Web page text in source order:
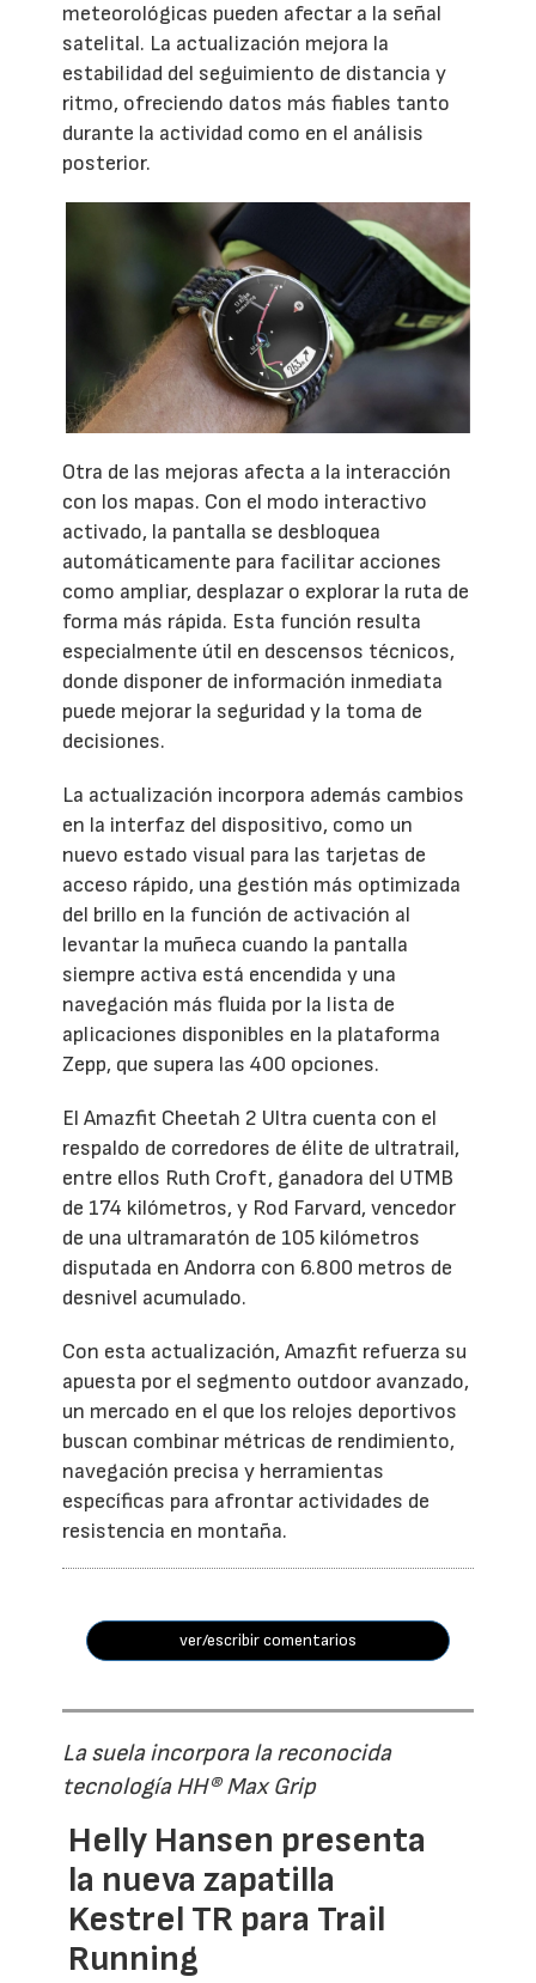
meteorológicas pueden afectar a la señal
satelital. La actualización mejora la
estabilidad del seguimiento de distancia y
ritmo, ofreciendo datos más fiables tanto
durante la actividad como en el análisis
posterior.
Otra de las mejoras afecta a la interacción
con los mapas. Con el modo interactivo
activado, la pantalla se desbloquea
automáticamente para facilitar acciones
como ampliar, desplazar o explorar la ruta de
forma más rápida. Esta función resulta
especialmente útil en descensos técnicos,
donde disponer de información inmediata
puede mejorar la seguridad y la toma de
decisiones.
La actualización incorpora además cambios
en la interfaz del dispositivo, como un
nuevo estado visual para las tarjetas de
acceso rápido, una gestión más optimizada
del brillo en la función de activación al
levantar la muñeca cuando la pantalla
siempre activa está encendida y una
navegación más fluida por la lista de
aplicaciones disponibles en la plataforma
Zepp, que supera las 400 opciones.
El Amazfit Cheetah 2 Ultra cuenta con el
respaldo de corredores de élite de ultratrail,
entre ellos Ruth Croft, ganadora del UTMB
de 174 kilómetros, y Rod Farvard, vencedor
de una ultramaratón de 105 kilómetros
disputada en Andorra con 6.800 metros de
desnivel acumulado.
Con esta actualización, Amazfit refuerza su
apuesta por el segmento outdoor avanzado,
un mercado en el que los relojes deportivos
buscan combinar métricas de rendimiento,
navegación precisa y herramientas
específicas para afrontar actividades de
resistencia en montaña.
ver/escribir comentarios
La suela incorpora la reconocida
tecnología HH® Max Grip
Helly Hansen presenta
la nueva zapatilla
Kestrel TR para Trail
Running